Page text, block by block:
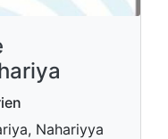
Nahariyya